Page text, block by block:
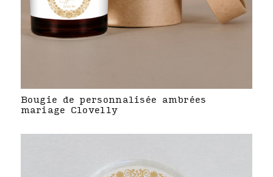
Bougie de personnalisée ambrées
mariage Clovelly